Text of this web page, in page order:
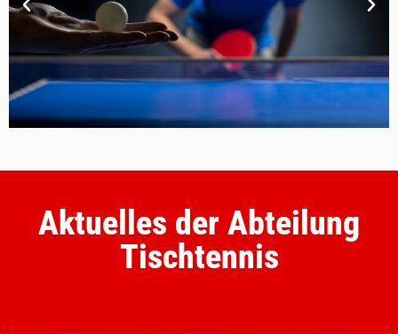
Aktuelles der Abteilung
Tischtennis